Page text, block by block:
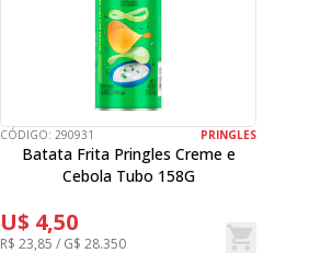
CÓDIGO: 290931 PRINGLES
Batata Frita Pringles Creme e
Cebola Tubo 158G
U$ 4,50
R$ 23,85 / G$ 28.350